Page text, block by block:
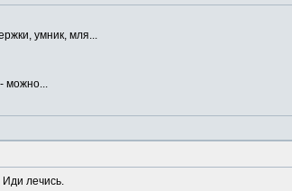
умник, мля...
можно...
Иди лечись.